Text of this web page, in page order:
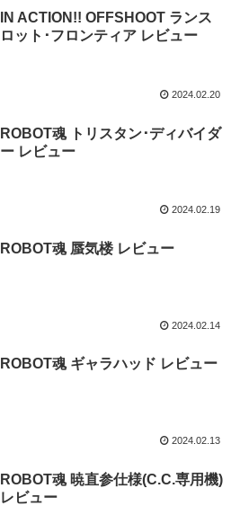
IN ACTION!! OFFSHOOT ランス
ロット･フロンティア レビュー
2024.02.20
ROBOT魂 トリスタン･ディバイダ
ー レビュー
2024.02.19
ROBOT魂 蜃気楼 レビュー
2024.02.14
ROBOT魂 ギャラハッド レビュー
2024.02.13
ROBOT魂 暁直参仕様(C.C.専用機)
レビュー